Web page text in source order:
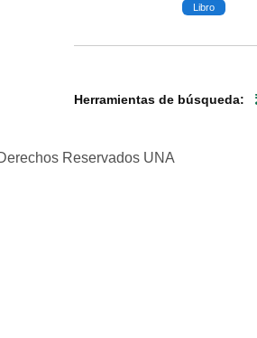
Libro
Herramientas de búsqueda:
Reservados UNA